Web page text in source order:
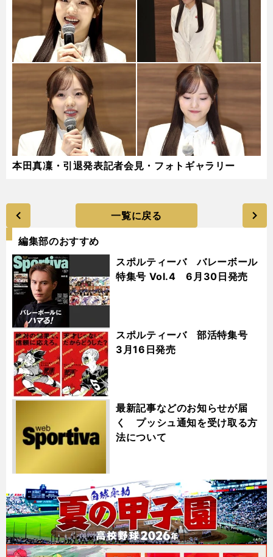
本田真凜・引退発表記者会見・フォトギャラリー
一覧に戻る
編集部のおすすめ
スポルティーバ バレーボール
特集号 Vol.4 6月30日発売
スポルティーバ 部活特集号
3月16日発売
最新記事などのお知らせが届
く プッシュ通知を受け取る方
法について